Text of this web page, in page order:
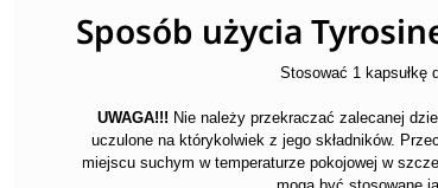
Sposób użycia
Stosować 1 kapsułkę
UWAGA!!! Nie należy przekraczać zalecanej
uczulone na którykolwiek z jego składników.
miejscu suchym w temperaturze pokojowej w